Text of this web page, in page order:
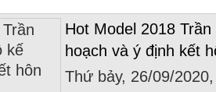
Hot Model 2018
hoạch và ý định kết
Thứ bảy, 26/09/